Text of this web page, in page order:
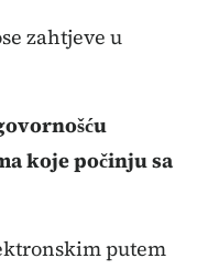
zahtjeve u
koje počinju sa
putem